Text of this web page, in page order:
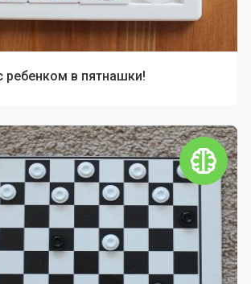
ребенком в пятнашки!